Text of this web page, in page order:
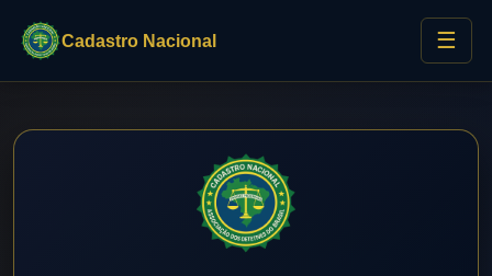
Cadastro Nacional ☰